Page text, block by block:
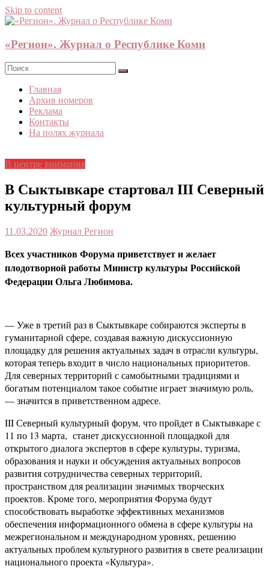
Skip to content
«Регион». Журнал о Республике Коми
Главная
Архив номеров
Реклама
Контакты
На полях журнала
В центре внимания
В Сыктывкаре стартовал III Северный
культурный форум
11.03.2020 Журнал Регион
Всех участников Форума приветствует и желает
плодотворной работы Министр культуры Российской
Федерации Ольга Любимова.
— Уже в третий раз в Сыктывкаре собираются эксперты в
гуманитарной сфере, создавая важную дискуссионную
площадку для решения актуальных задач в отрасли культуры,
которая теперь входит в число национальных приоритетов.
Для северных территорий с самобытными традициями и
богатым потенциалом такое событие играет значимую роль,
— значится в приветственном адресе.
III Северный культурный форум, что пройдет в Сыктывкаре с
11 по 13 марта, станет дискуссионной площадкой для
открытого диалога экспертов в сфере культуры, туризма,
образования и науки и обсуждения актуальных вопросов
развития сотрудничества северных территорий,
пространством для реализации значимых творческих
проектов. Кроме того, мероприятия Форума будут
способствовать выработке эффективных механизмов
обеспечения информационного обмена в сфере культуры на
межрегиональном и международном уровнях, решению
актуальных проблем культурного развития в свете реализации
национального проекта «Культура».